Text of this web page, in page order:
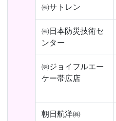
㈱サトレン
㈱日本防災技術セ
ンター
㈱ジョイフルエー
ケー帯広店
朝日航洋㈱